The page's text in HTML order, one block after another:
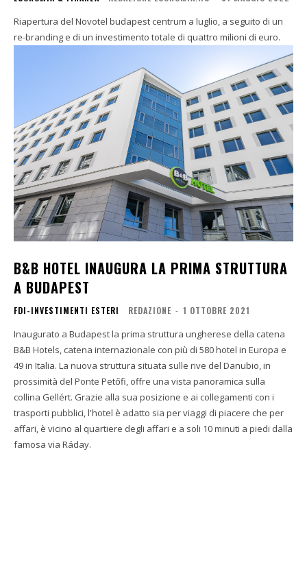
Riapertura del Novotel budapest centrum a luglio, a seguito di un
re-branding e di un investimento totale di quattro milioni di euro.
B&B HOTEL INAUGURA LA PRIMA STRUTTURA
A BUDAPEST
FDI-INVESTIMENTI ESTERI REDAZIONE - 1 OTTOBRE 2021
Inaugurato a Budapest la prima struttura ungherese della catena
B&B Hotels, catena internazionale con più di 580 hotel in Europa e
49 in Italia. La nuova struttura situata sulle rive del Danubio, in
prossimità del Ponte Petőfi, offre una vista panoramica sulla
collina Gellért. Grazie alla sua posizione e ai collegamenti con i
trasporti pubblici, l'hotel è adatto sia per viaggi di piacere che per
affari, è vicino al quartiere degli affari e a soli 10 minuti a piedi dalla
famosa via Ráday.